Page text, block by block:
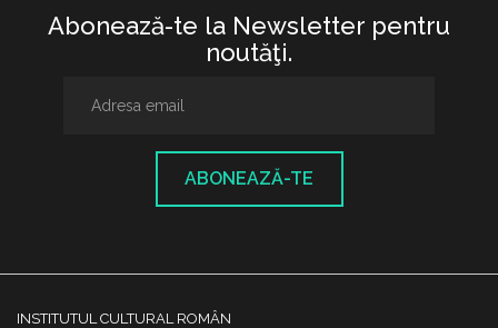
Abonează-te la Newsletter pentru
noutăţi.
ABONEAZĂ-TE
INSTITUTUL CULTURAL ROMÂN